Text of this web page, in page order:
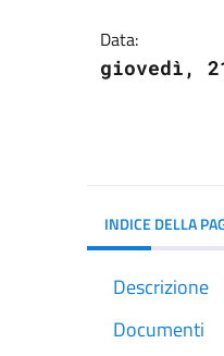
Data:
giovedì,
INDICE DELLA
Descrizione
Documenti